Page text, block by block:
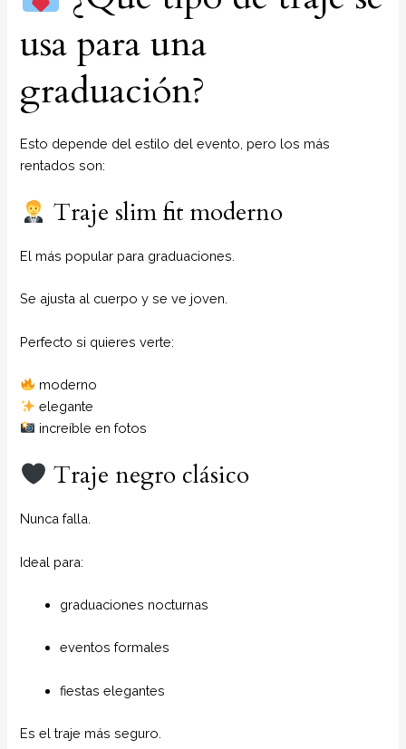
usa para una
graduación?
Esto depende del estilo del evento, pero los más
rentados son:
Traje slim fit moderno
El más popular para graduaciones.
Se ajusta al cuerpo y se ve joven.
Perfecto si quieres verte:
moderno
elegante
increíble en fotos
Traje negro clásico
Nunca falla.
Ideal para:
graduaciones nocturnas
eventos formales
fiestas elegantes
Es el traje más seguro.